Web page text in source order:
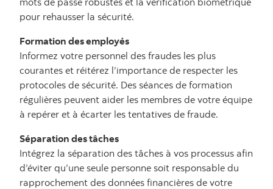
pour rehausser la sécurité.
Formation des employés
Informez votre personnel des fraudes les plus
courantes et réitérez l’importance de respecter les
protocoles de sécurité. Des séances de formation
régulières peuvent aider les membres de votre équipe
à repérer et à écarter les tentatives de fraude.
Séparation des tâches
Intégrez la séparation des tâches à vos processus afin
d’éviter qu’une seule personne soit responsable du
rapprochement des données financières de votre